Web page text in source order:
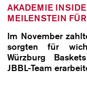
AKADEMIE
MEILENSTEIN
Im November
sorgten für
Würzburg
JBBL-Team